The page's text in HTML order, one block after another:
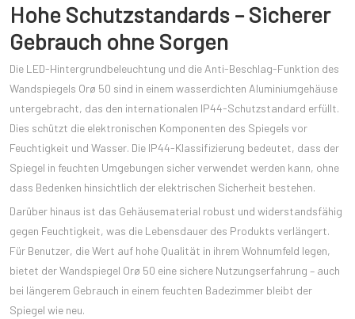
Hohe Schutzstandards – Sicherer
Gebrauch ohne Sorgen
Die LED-Hintergrundbeleuchtung und die Anti-Beschlag-Funktion des
Wandspiegels Orø 50 sind in einem wasserdichten Aluminiumgehäuse
untergebracht, das den internationalen IP44-Schutzstandard erfüllt.
Dies schützt die elektronischen Komponenten des Spiegels vor
Feuchtigkeit und Wasser. Die IP44-Klassifizierung bedeutet, dass der
Spiegel in feuchten Umgebungen sicher verwendet werden kann, ohne
dass Bedenken hinsichtlich der elektrischen Sicherheit bestehen.
Darüber hinaus ist das Gehäusematerial robust und widerstandsfähig
gegen Feuchtigkeit, was die Lebensdauer des Produkts verlängert.
Für Benutzer, die Wert auf hohe Qualität in ihrem Wohnumfeld legen,
bietet der Wandspiegel Orø 50 eine sichere Nutzungserfahrung – auch
bei längerem Gebrauch in einem feuchten Badezimmer bleibt der
Spiegel wie neu.